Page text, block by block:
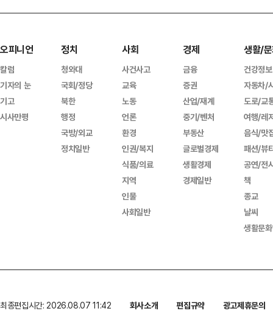
오피니언
칼럼
기자의 눈
기고
시사만평
정치
청와대
국회/정당
북한
행정
국방/외교
정치일반
사회
사건사고
교육
노동
언론
환경
인권/복지
식품/의료
지역
인물
사회일반
경제
금융
증권
산업/재계
중기/벤처
부동산
글로벌경제
생활경제
경제일반
생활/
건강정보
자동차/
도로/교
여행/레
음식/맛
패션/뷰
공연/전
책
종교
날씨
생활문
최종편집시간: 2026.08.07 11:42 회사소개 편집규약
광고제휴문의